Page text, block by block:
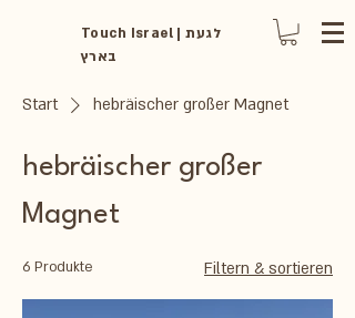
Touch Israel | לגעת
בארץ
Start hebräischer großer Magnet
hebräischer großer
Magnet
6 Produkte Filtern & sortieren